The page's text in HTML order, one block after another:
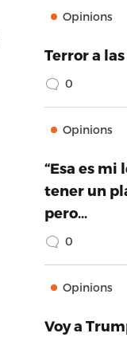
Opinions
Terror a las
0
Opinions
“Esa es mi
tener un
pero…
0
Opinions
Voy a